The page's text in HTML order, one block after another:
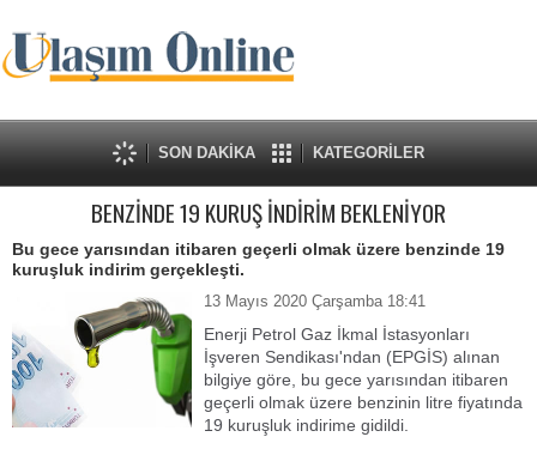
SON DAKİKA KATEGORİLER
BENZİNDE 19 KURUŞ İNDİRİM BEKLENİYOR
Bu gece yarısından itibaren geçerli olmak üzere benzinde 19
kuruşluk indirim gerçekleşti.
13 Mayıs 2020 Çarşamba 18:41
Enerji Petrol Gaz İkmal İstasyonları
İşveren Sendikası'ndan (EPGİS) alınan
bilgiye göre, bu gece yarısından itibaren
geçerli olmak üzere benzinin litre fiyatında
19 kuruşluk indirime gidildi.